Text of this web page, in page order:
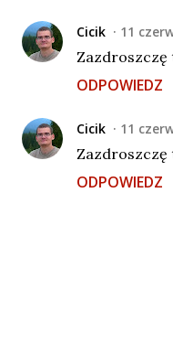
Cicik 11
Zazdroszczę
ODPOWIEDZ
Cicik 11
Zazdroszczę
ODPOWIEDZ